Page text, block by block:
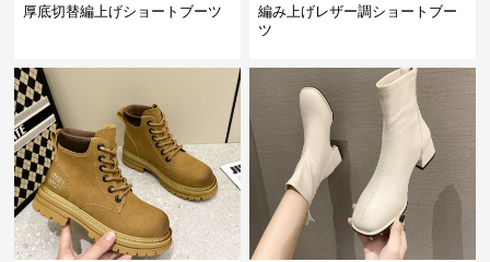
厚底切替編上げショートブーツ
編み上げレザー調ショートブー
ツ